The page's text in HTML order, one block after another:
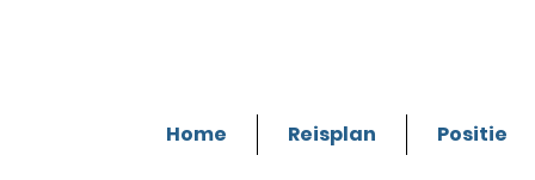
Home Reisplan Positie